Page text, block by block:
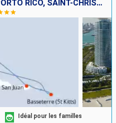
ÉTATS-UNIS, BAHAMAS, PORTO RICO, SAINT-CHRISTOPHE-ET-NIÉVÈS
Idéal pour les familles